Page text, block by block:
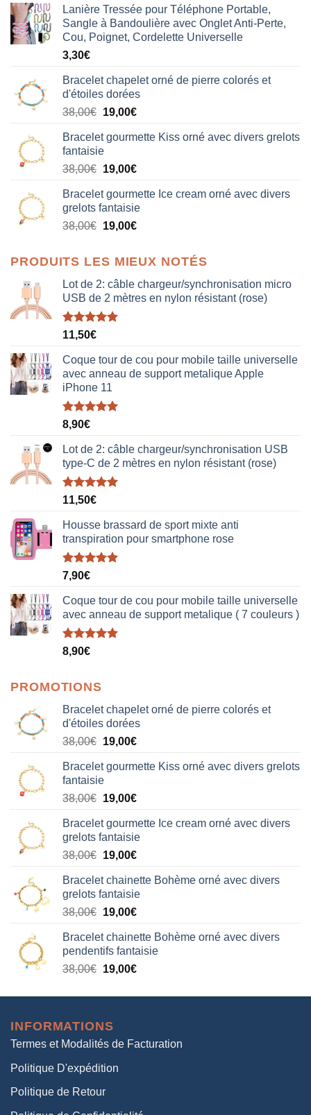
Lanière Tressée pour Téléphone Portable,
Sangle à Bandoulière avec Onglet Anti-Perte,
Cou, Poignet, Cordelette Universelle
3,30€
Bracelet chapelet orné de pierre colorés et
d'étoiles dorées
38,00€ Le
initial
était :
38,00€.
19,00€Le
actuel
19,00€.
Bracelet gourmette Kiss orné avec divers grelots
fantaisie
38,00€ Le
initial
était :
38,00€.
19,00€Le
actuel
est :
19,00€.
Bracelet gourmette Ice cream orné avec divers
grelots fantaisie
38,00€ Le
était :
38,00€.
19,00€Le
est :
19,00€.
PRODUITS LES MIEUX NOTÉS
Lot de 2: câble chargeur/synchronisation micro
USB de 2 mètres en nylon résistant (rose)
Note5.00
11,50€
Coque tour de cou pour mobile taille universelle
avec anneau de support metalique Apple
iPhone 11
Note5.00
8,90€
Lot de 2: câble chargeur/synchronisation USB
type-C de 2 mètres en nylon résistant (rose)
Note5.00
11,50€
Housse brassard de sport mixte anti
transpiration pour smartphone rose
Note5.00
7,90€
Coque tour de cou pour mobile taille universelle
avec anneau de support metalique ( 7 couleurs )
Note5.00
8,90€
PROMOTIONS
Bracelet chapelet orné de pierre colorés et
d'étoiles dorées
38,00€ Le
initial
était :
38,00€.
19,00€Le
actuel
19,00€.
Bracelet gourmette Kiss orné avec divers grelots
fantaisie
38,00€ Le
initial
était :
38,00€.
19,00€Le
actuel
est :
19,00€.
Bracelet gourmette Ice cream orné avec divers
grelots fantaisie
38,00€ Le
initial
était :
38,00€.
19,00€Le
actuel
est :
19,00€.
Bracelet chainette Bohème orné avec divers
grelots fantaisie
38,00€ Le
initial
était :
38,00€.
19,00€Le
actuel
est :
19,00€.
Bracelet chainette Bohème orné avec divers
pendentifs fantaisie
38,00€ Le
initial
38,00€.
19,00€Le
actuel
INFORMATIONS
Termes et Modalités de Facturation
Politique D'expédition
Politique de Retour